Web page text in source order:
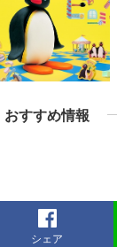
おすすめ情報
シェア